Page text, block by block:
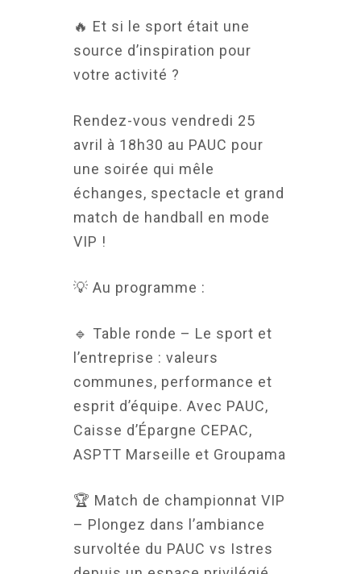
🔥 Et si le sport était une
source d’inspiration pour
votre activité ?
Rendez-vous vendredi 25
avril à 18h30 au PAUC pour
une soirée qui mêle
échanges, spectacle et grand
match de handball en mode
VIP !
💡 Au programme :
🔹 Table ronde – Le sport et
l’entreprise : valeurs
communes, performance et
esprit d’équipe. Avec PAUC,
Caisse d’Épargne CEPAC,
ASPTT Marseille et Groupama
🏆 Match de championnat VIP
– Plongez dans l’ambiance
survoltée du PAUC vs Istres